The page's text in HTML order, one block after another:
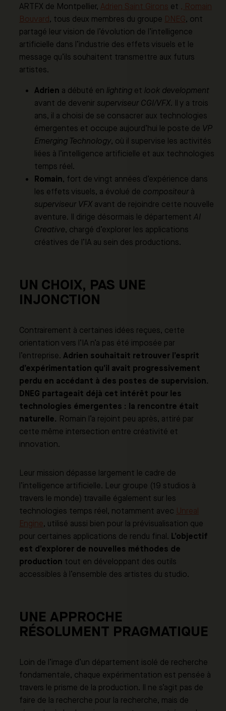
ARTFX de Montpellier, Adrien Saint Girons et , Romain
Bouvard, tous deux membres du groupe DNEG, ont
partagé leur vision de l’évolution de l’intelligence
artificielle dans l’industrie des effets visuels et le
message qu’ils souhaitent transmettre aux futurs
artistes.
Adrien a débuté en lighting et look development
avant de devenir superviseur CGI/VFX. Il y a trois
ans, il a choisi de se consacrer aux technologies
émergentes et occupe aujourd’hui le poste de VP
Emerging Technology, où il supervise les activités
liées à l’intelligence artificielle et aux technologies
temps réel.
Romain, fort de vingt années d’expérience dans
les effets visuels, a évolué de compositeur à
superviseur VFX avant de rejoindre cette nouvelle
aventure. Il dirige désormais le département AI
Creative, chargé d’explorer les applications
créatives de l’IA au sein des productions.
UN CHOIX, PAS UNE
INJONCTION
Contrairement à certaines idées reçues, cette
orientation vers l’IA n’a pas été imposée par
l’entreprise. Adrien souhaitait retrouver l’esprit
d’expérimentation qu’il avait progressivement
perdu en accédant à des postes de supervision.
DNEG partageait déjà cet intérêt pour les
technologies émergentes : la rencontre était
naturelle. Romain l’a rejoint peu après, attiré par
cette même intersection entre créativité et
innovation.
Leur mission dépasse largement le cadre de
l’intelligence artificielle. Leur groupe (19 studios à
travers le monde) travaille également sur les
technologies temps réel, notamment avec Unreal
Engine, utilisé aussi bien pour la prévisualisation que
pour certaines applications de rendu final. L’objectif
est d’explorer de nouvelles méthodes de
production tout en développant des outils
accessibles à l’ensemble des artistes du studio.
UNE APPROCHE
RÉSOLUMENT PRAGMATIQUE
Loin de l’image d’un département isolé de recherche
fondamentale, chaque expérimentation est pensée à
travers le prisme de la production. Il ne s’agit pas de
faire de la recherche pour la recherche, mais de